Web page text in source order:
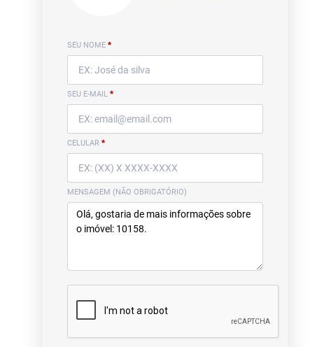
SEU NOME *
SEU E-MAIL *
CELULAR *
MENSAGEM (NÃO OBRIGATÓRIO)